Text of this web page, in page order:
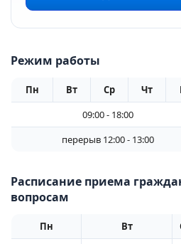
Режим работы
Пн Вт Ср Чт
09:00 - 18:00
перерыв 12:00 - 13:00
Расписание приема
вопросам
Пн Вт